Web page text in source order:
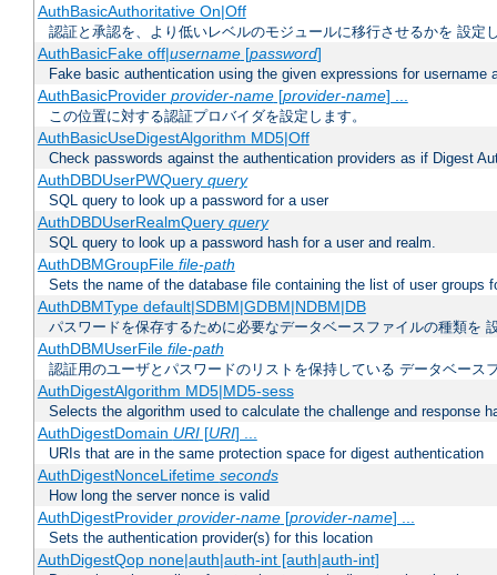
AuthBasicAuthoritative On|Off
認証と承認を、より低いレベルのモジュールに移行させるかを 設定
AuthBasicFake off|username[password]
Fake basic authentication using the given expressions for username
AuthBasicProvider provider-name[provider-name] ...
この位置に対する認証プロバイダを設定します。
AuthBasicUseDigestAlgorithm MD5|Off
Check passwords against the authentication providers as if Digest
AuthDBDUserPWQuery query
SQL query to look up a password for a user
AuthDBDUserRealmQuery query
SQL query to look up a password hash for a user and realm.
AuthDBMGroupFile file-path
Sets the name of the database file containing the list of user groups
AuthDBMType default|SDBM|GDBM|NDBM|DB
パスワードを保存するために必要なデータベースファイルの種類を
AuthDBMUserFile file-path
認証用のユーザとパスワードのリストを保持している データベース
AuthDigestAlgorithm MD5|MD5-sess
Selects the algorithm used to calculate the challenge and response
AuthDigestDomain URI[URI] ...
URIs that are in the same protection space for digest authentication
AuthDigestNonceLifetime seconds
How long the server nonce is valid
AuthDigestProvider provider-name[provider-name] ...
Sets the authentication provider(s) for this location
AuthDigestQop none|auth|auth-int [auth|auth-int]